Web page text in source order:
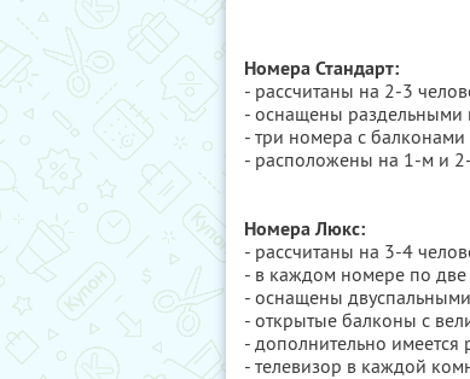
Номера Стандарт:
- рассчитаны на 2-3
- оснащены раздельными
- три номера с балконами
- расположены на 1-м и
Номера Люкс:
- рассчитаны на 3-4
- в каждом номере по
- оснащены
- открытые балконы с
- дополнительно имеется
- телевизор в каждой